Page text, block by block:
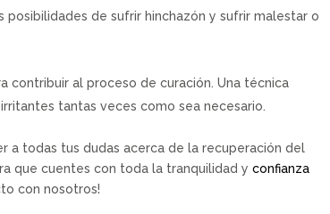
de sufrir hinchazón y sufrir malestar o
contribuir al proceso de curación. Una técnica
tantas veces como sea necesario.
a todas tus dudas acerca de la recuperación del
que cuentes con toda la tranquilidad yconfianza
con nosotros!